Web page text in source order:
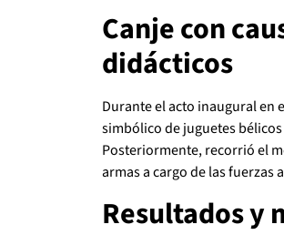
Canje con
didácticos
Durante el acto inaugural en
simbólico de juguetes
Posteriormente, recorrió el
armas a cargo de las fuerzas
Resultados y